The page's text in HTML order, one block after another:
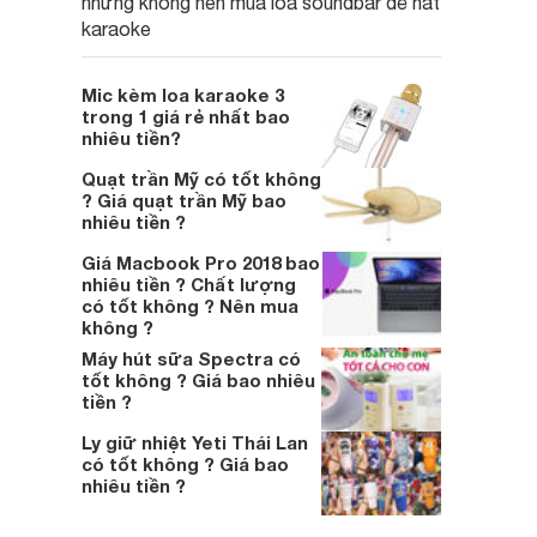
karaoke
Mic kèm loa karaoke 3
trong 1 giá rẻ nhất bao
nhiêu tiền?
Quạt trần Mỹ có tốt không
? Giá quạt trần Mỹ bao
nhiêu tiền ?
Giá Macbook Pro 2018 bao
nhiêu tiền ? Chất lượng
có tốt không ? Nên mua
không ?
Máy hút sữa Spectra có
tốt không ? Giá bao nhiêu
tiền ?
Ly giữ nhiệt Yeti Thái Lan
có tốt không ? Giá bao
nhiêu tiền ?